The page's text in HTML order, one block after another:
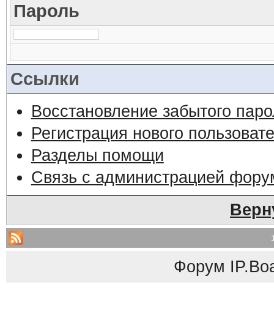
Пароль
Ссылки
Восстановление забытого
Регистрация нового
Разделы помощи
Связь с администрацией
Форум